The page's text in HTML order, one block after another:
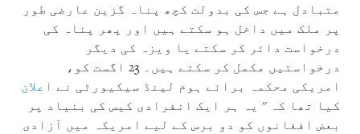
متبادل ہے جس کی بدولت کچھ پناہ گزین عارضی طور
پر ملک میں داخل ہو سکتے ہیں اور پھر پناہ کی
درخواست دائر کر سکتے یا ویزہ کی دیگر
درخواستیں مکمل کر سکتے ہیں۔ 23 اگست کو،
امریکی محکمہ برائے ہوم لینڈ سیکیورٹی نے اعلان
کیا تھا کہ '' یہ ہر ایک انفرادی کیس کی بنیاد پر
بعض افغانوں کو دو برس کے لیے امریکہ میں آزادی